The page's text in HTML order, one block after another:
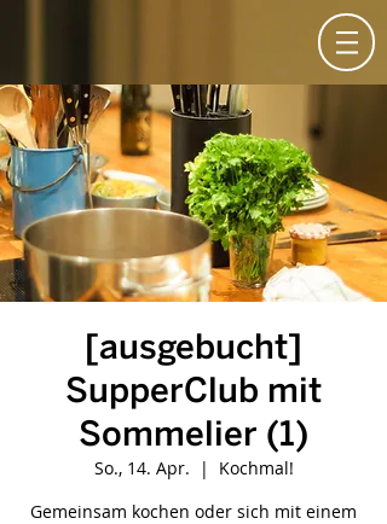
[ausgebucht]
SupperClub mit
Sommelier (1)
So., 14. Apr.
  |
Kochmal!
Gemeinsam kochen oder sich mit einem